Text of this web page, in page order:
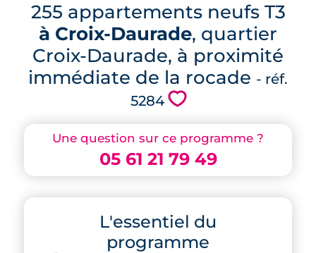
Une question sur ce programme ?
05 61 21 79 49
L'essentiel du
programme
255 appartements neufs T3
à Croix-Daurade, quartier
Croix-Daurade, à proximité
immédiate de la rocade - réf.
5284 💗